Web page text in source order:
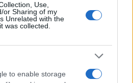
Use,
or Sharing of my
Unrelated with the
was collected.
to enable storage